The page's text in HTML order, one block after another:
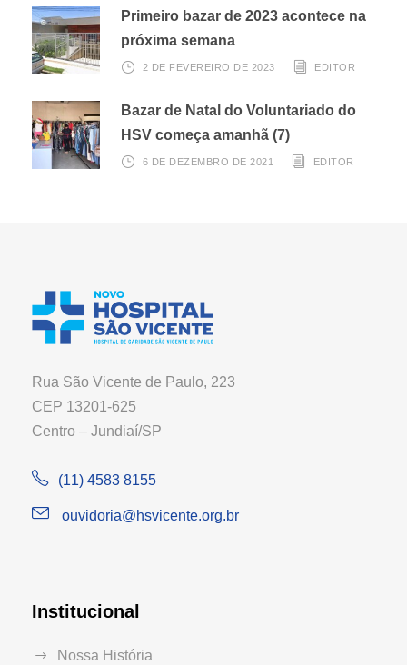
Primeiro bazar de 2023 acontece na
próxima semana
2 DE FEVEREIRO DE 2023 EDITOR
Bazar de Natal do Voluntariado do
HSV começa amanhã (7)
6 DE DEZEMBRO DE 2021 EDITOR
Rua São Vicente de Paulo, 223
CEP 13201-625
Centro – Jundiaí/SP
(11) 4583 8155
ouvidoria@hsvicente.org.br
Institucional
Nossa História